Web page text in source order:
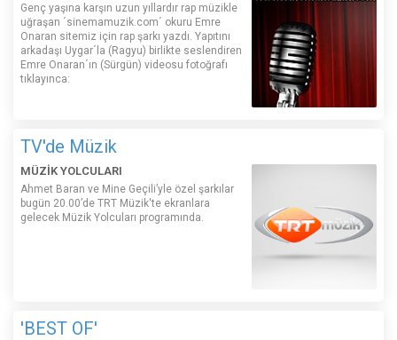
Genç yaşına karşın uzun yıllardır rap müzikle
uğraşan ´sinemamuzik.com´ okuru Emre
Onaran sitemiz için rap şarkı yazdı. Yapıtını
arkadaşı Uygar´la (Ragyu) birlikte seslendiren
Emre Onaran´ın (Sürgün) videosu fotoğrafı
tıklayınca:
TV'de Müzik
MÜZİK YOLCULARI
Ahmet Baran ve Mine Geçili’yle özel şarkılar
bugün 20.00’de TRT Müzik'te ekranlara
gelecek Müzik Yolcuları programında.
'BEST OF'